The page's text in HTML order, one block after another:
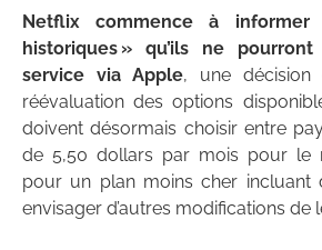
Netflix commence à
historiques » qu’ils ne
service via Apple, une
réévaluation des options
doivent désormais choisir entre
de 5,50 dollars par mois pour le
pour un plan moins cher incluant
envisager d’autres modifications de